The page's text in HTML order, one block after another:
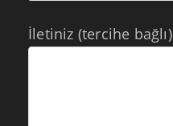
İletiniz (tercihe bağlı)